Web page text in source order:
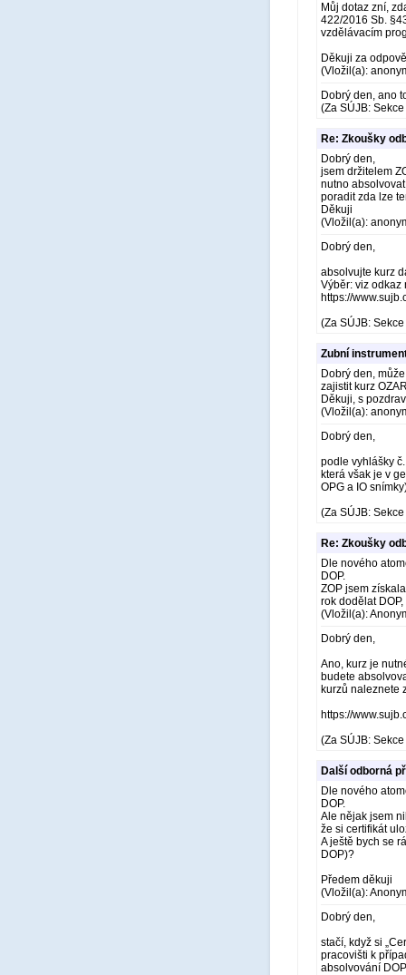
Můj dotaz zní,
422/2016 Sb.
vzdělávacím
Děkuji za
(Vložil(a):
Dobrý den, ano
(Za SÚJB:
Re: Zkoušky
Dobrý den,
jsem držitelem
nutno
poradit zda lze
Děkuji
(Vložil(a):
Dobrý den,
absolvujte kurz
Výběr: viz odkaz
https://
(Za SÚJB:
Zubní
Dobrý den,
zajistit kurz
Děkuji, s
(Vložil(a):
Dobrý den,
podle vyhlášky
která však je v
OPG a IO
(Za SÚJB:
Re: Zkoušky
Dle nového
DOP.
ZOP jsem
rok dodělat
(Vložil(a):
Dobrý den,
Ano, kurz je
budete
kurzů naleznete
https://
(Za SÚJB:
Další odborná
Dle nového
DOP.
Ale nějak jsem
že si certifikát
A ještě bych se
DOP)?
Předem děkuji
(Vložil(a):
Dobrý den,
stačí, když si
pracovišti k
absolvování